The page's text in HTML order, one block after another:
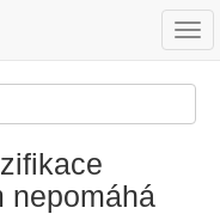
nepomáhá